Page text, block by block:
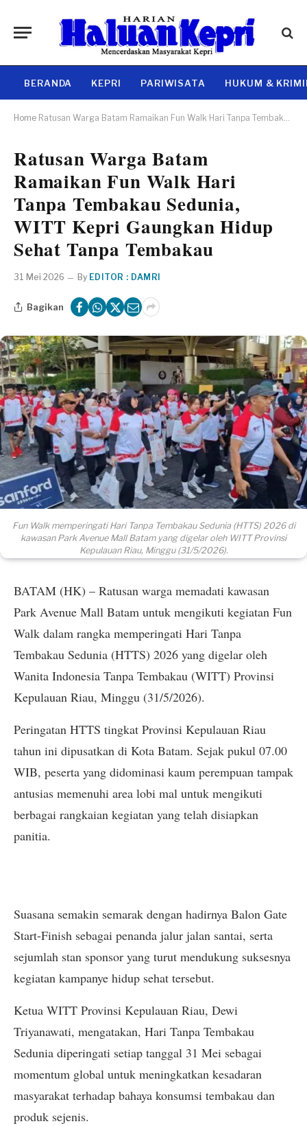
BERANDA KEPRI PARIWISATA HUKUM &
Home Ratusan Warga Batam Ramaikan Fun Walk Hari Tanpa Tembakau Sedunia, WITT Kepri Gaungkan Hidup Sehat Tanpa Tembakau
Ratusan Warga Batam
Ramaikan Fun Walk Hari
Tanpa Tembakau Sedunia,
WITT Kepri Gaungkan Hidup
Sehat Tanpa Tembakau
31 Mei 2026 By EDITOR : DAMRI
Bagikan
Fun Walk memperingati Hari Tanpa Tembakau Sedunia (HTTS) 2026 di
kawasan Park Avenue Mall Batam yang digelar oleh WITT Provinsi
Kepulauan Riau, Minggu (31/5/2026).
BATAM (HK) – Ratusan warga memadati kawasan
Park Avenue Mall Batam untuk mengikuti kegiatan Fun
Walk dalam rangka memperingati Hari Tanpa
Tembakau Sedunia (HTTS) 2026 yang digelar oleh
Wanita Indonesia Tanpa Tembakau (WITT) Provinsi
Kepulauan Riau, Minggu (31/5/2026).
Peringatan HTTS tingkat Provinsi Kepulauan Riau
tahun ini dipusatkan di Kota Batam. Sejak pukul 07.00
WIB, peserta yang didominasi kaum perempuan tampak
antusias memenuhi area lobi mal untuk mengikuti
berbagai rangkaian kegiatan yang telah disiapkan
panitia.
Suasana semakin semarak dengan hadirnya Balon Gate
Start-Finish sebagai penanda jalur jalan santai, serta
sejumlah stan sponsor yang turut mendukung suksesnya
kegiatan kampanye hidup sehat tersebut.
Ketua WITT Provinsi Kepulauan Riau, Dewi
Triyanawati, mengatakan, Hari Tanpa Tembakau
Sedunia diperingati setiap tanggal 31 Mei sebagai
momentum global untuk meningkatkan kesadaran
masyarakat terhadap bahaya konsumsi tembakau dan
produk sejenis.